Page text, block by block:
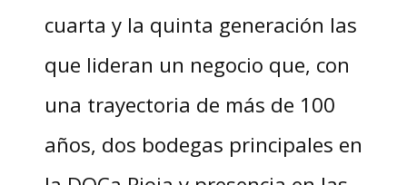
cuarta y la quinta generación las
que lideran un negocio que, con
una trayectoria de más de 100
años, dos bodegas principales en